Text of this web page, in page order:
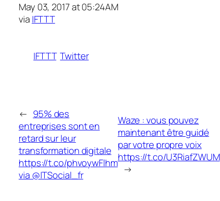
May 03, 2017 at 05:24AM
via IFTTT
IFTTT Twitter
← 95% des
entreprises sont en
retard sur leur
transformation digitale
https://t.co/phvoywFlhm
via @ITSocial_fr
Waze : vous pouvez
maintenant être guidé
par votre propre voix
https://t.co/U3RiafZWUM
→